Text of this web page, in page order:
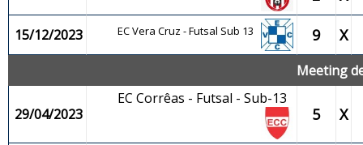
15/12/2023 EC Vera Cruz - Futsal Sub 13 9 X
Meeting
29/04/2023
EC Corrêas - Futsal - Sub-13
5 X